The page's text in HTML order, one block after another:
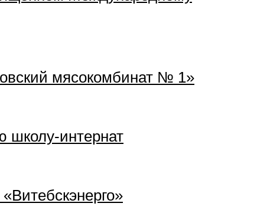
мясокомбинат № 1»
школу-интернат